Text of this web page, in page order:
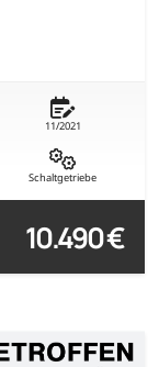
11/2021
Schaltgetriebe
10.490 €